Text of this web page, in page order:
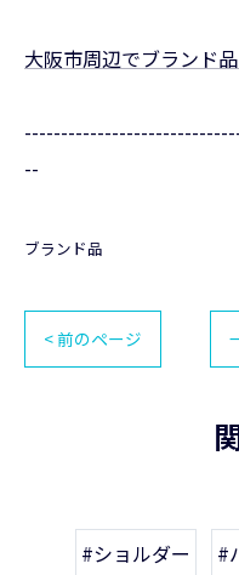
大阪市周辺でブランド
--
ブランド品
< 前のページ
#ショルダー #